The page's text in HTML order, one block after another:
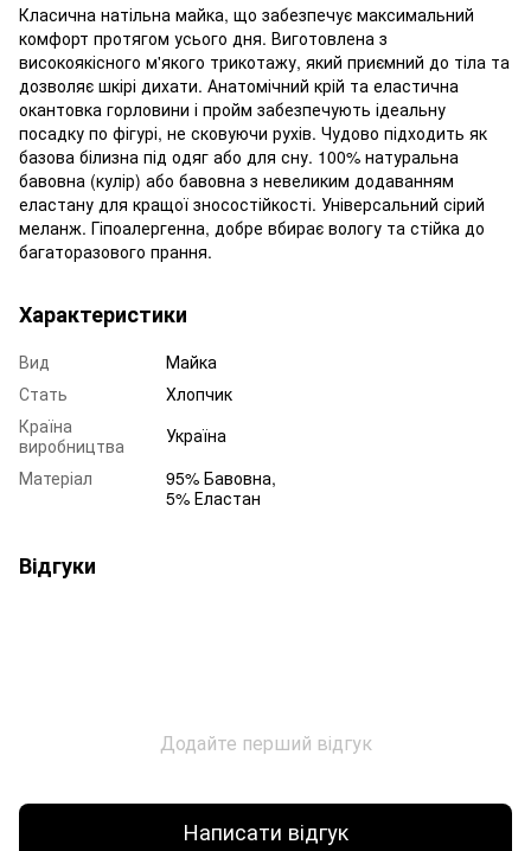
Класична натільна майка, що забезпечує максимальний
комфорт протягом усього дня. Виготовлена з
високоякісного м'якого трикотажу, який приємний до тіла та
дозволяє шкірі дихати. Анатомічний крій та еластична
окантовка горловини і пройм забезпечують ідеальну
посадку по фігурі, не сковуючи рухів. Чудово підходить як
базова білизна під одяг або для сну. 100% натуральна
бавовна (кулір) або бавовна з невеликим додаванням
еластану для кращої зносостійкості. Універсальний сірий
меланж. Гіпоалергенна, добре вбирає вологу та стійка до
багаторазового прання.
Характеристики
Вид
Майка
Стать
Хлопчик
Країна
виробництва
Україна
Матеріал
95% Бавовна,
5% Еластан
Відгуки
Додайте перший відгук
Написати відгук